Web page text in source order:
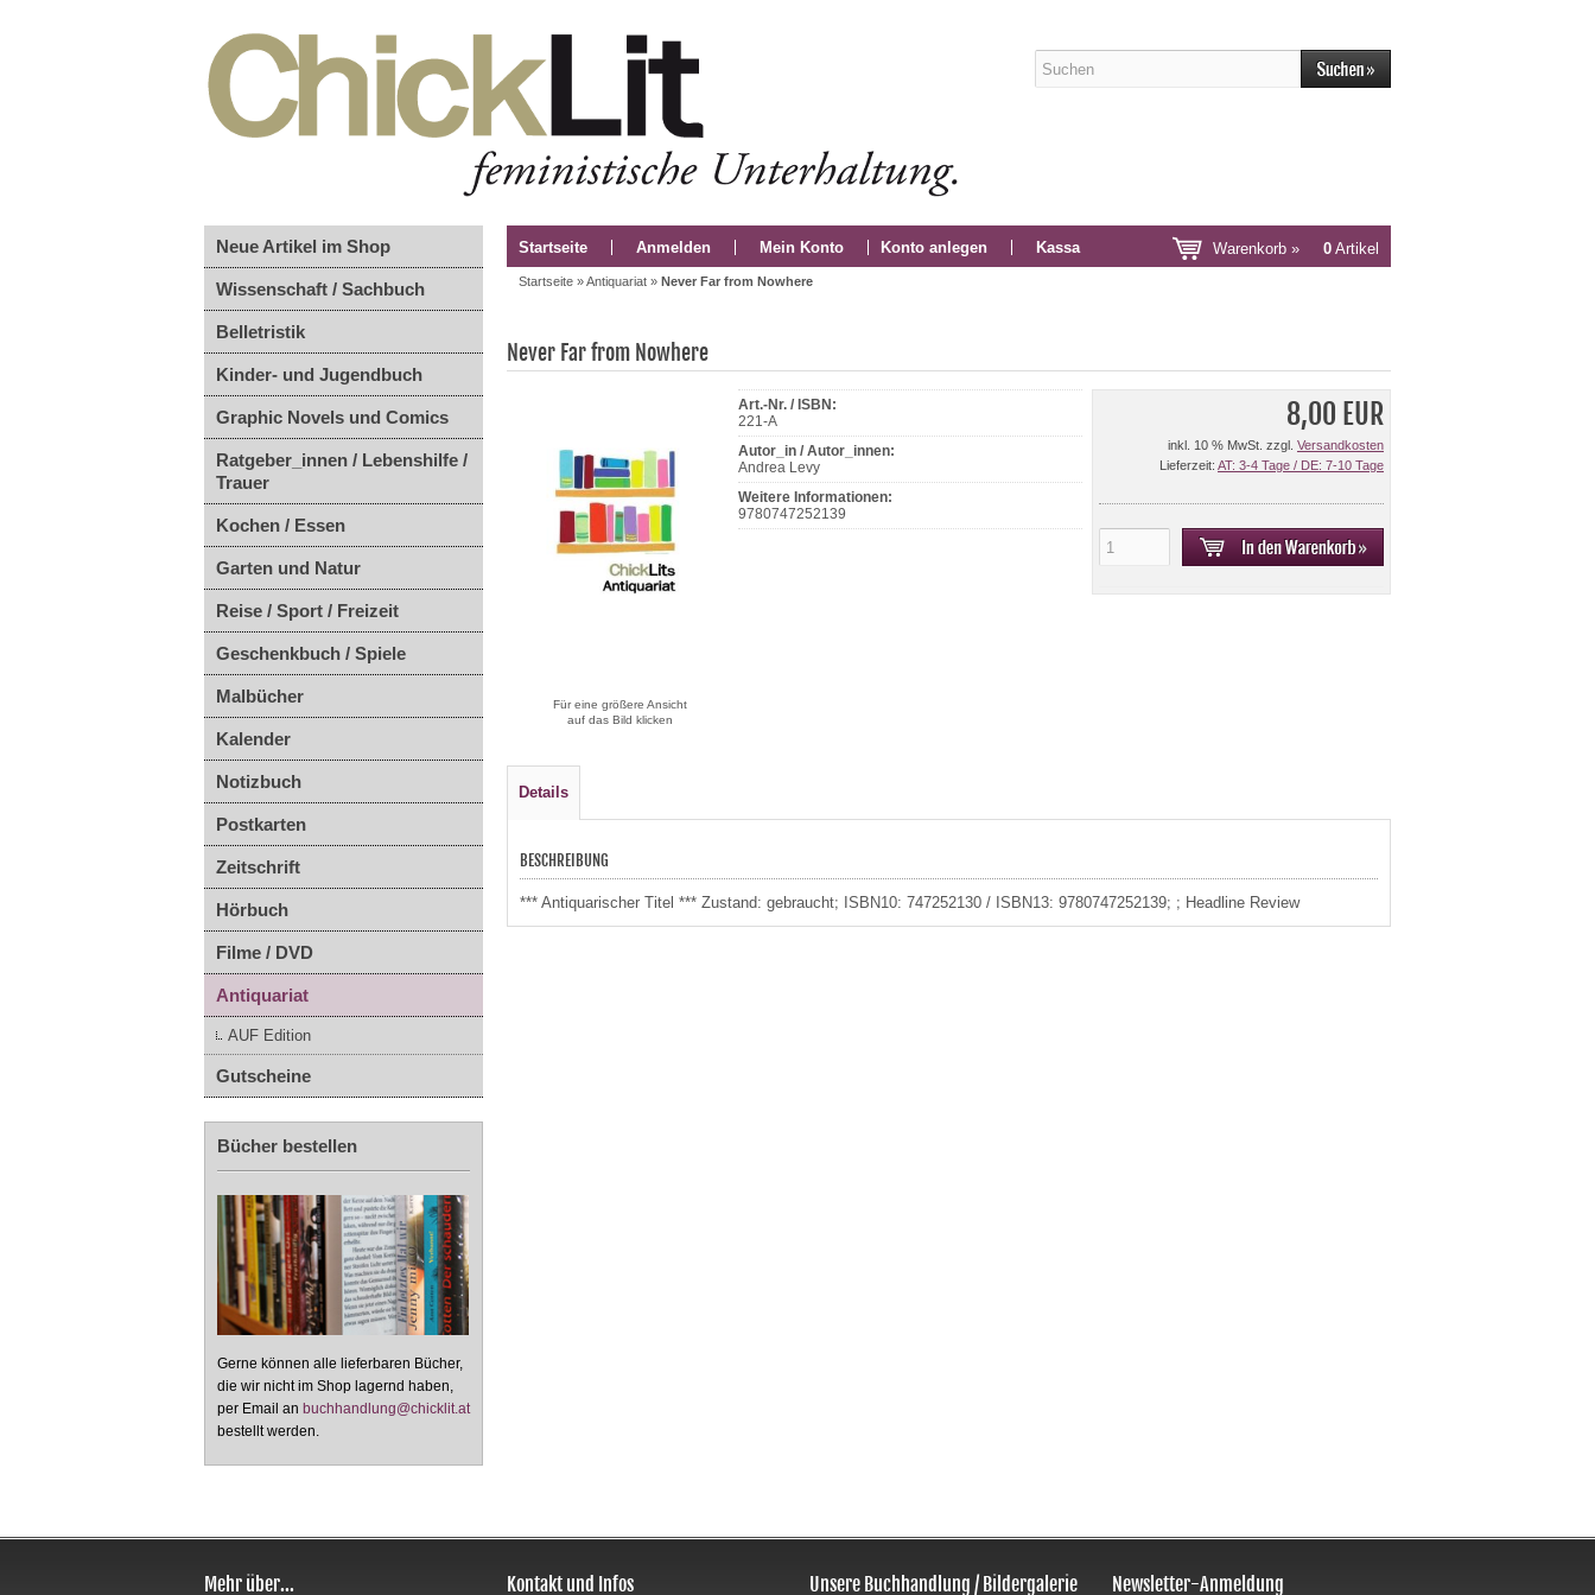
Neue Artikel im Shop
Wissenschaft / Sachbuch
Belletristik
Kinder- und Jugendbuch
Graphic Novels und Comics
Ratgeber_innen / Lebenshilfe /
Trauer
Kochen / Essen
Garten und Natur
Reise / Sport / Freizeit
Geschenkbuch / Spiele
Malbücher
Kalender
Notizbuch
Postkarten
Zeitschrift
Hörbuch
Filme / DVD
Antiquariat
AUF Edition
Gutscheine
Bücher bestellen
Gerne können alle lieferbaren Bücher,
die wir nicht im Shop lagernd haben,
per Email an buchhandlung@chicklit.at
bestellt werden.
Startseite Anmelden Mein Konto Konto anlegen Kassa Warenkorb » 0 Artikel
Startseite »Antiquariat » Never Far from Nowhere
Never Far from Nowhere
Für eine größere Ansicht
auf das Bild klicken
Art.-Nr. / ISBN:
221-A
Autor_in / Autor_innen:
Andrea Levy
Weitere Informationen:
9780747252139
8,00 EUR
inkl. 10 % MwSt. zzgl. Versandkosten
Lieferzeit: AT: 3-4 Tage / DE: 7-10 Tage
Details
BESCHREIBUNG
*** Antiquarischer Titel *** Zustand: gebraucht; ISBN10: 747252130 / ISBN13: 9780747252139; ; Headline Review
Mehr über... Kontakt und Infos Unsere Buchhandlung / Bildergalerie Newsletter-Anmeldung